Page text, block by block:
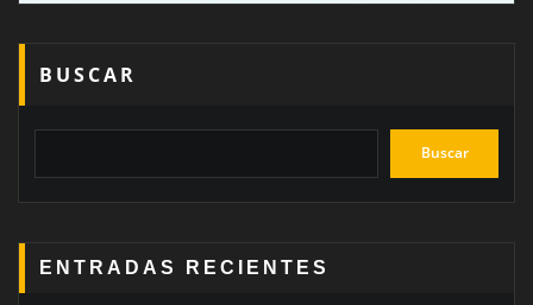
BUSCAR
Buscar
ENTRADAS RECIENTES